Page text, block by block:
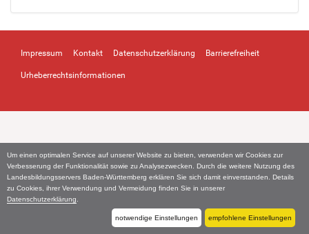
Um einen optimalen Service auf unserer Website zu bieten, verwenden wir Cookies zur
Verbesserung der Funktionalität sowie zu Analysezwecken. Durch die weitere Nutzung des
Landesbildungsservers Baden-Württemberg erklären Sie sich damit einverstanden. Details
zu Cookies, ihrer Verwendung und Vermeidung finden Sie in unserer
Datenschutzerklärung
notwendige Einstellungen empfohlene Einstellungen
Impressum Kontakt Datenschutzerklärung Barrierefreiheit
Urheberrechtsinformationen